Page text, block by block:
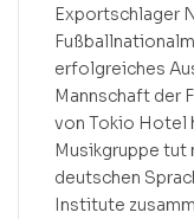
Exportschlager
erfolgreiches
Mannschaft der
von Tokio Hotel
Musikgruppe tut
deutschen
Institute